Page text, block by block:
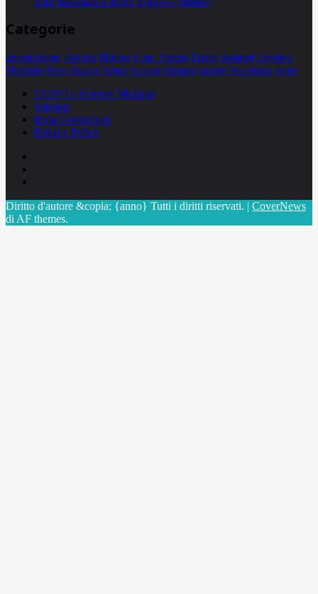
Categorie
alimentazione biologia Biology Com. Stampa Epatiti featured Genetica
Medicina News Ricerca Salute Science Scienza vaccini Veterinaria video
CCSVI e Sclerosi Multipla
Sitemap
Invia Comunicati
Privacy Policy
Diritto d'autore &copia; {anno} Tutti i diritti riservati. | CoverNews
di AF themes.